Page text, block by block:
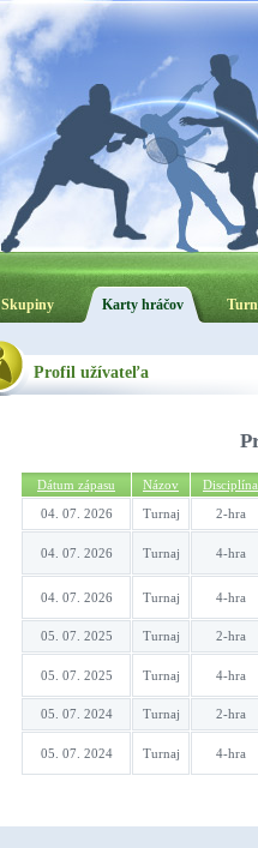
Skupiny Karty hráčov
Profil užívateľa
Dátum zápasu Názov
Disciplína
04. 07. 2026
Turnaj 2-hra
04. 07. 2026 Turnaj 4-hra
04. 07. 2026 Turnaj 4-hra
05. 07. 2025 Turnaj 2-hra
05. 07. 2025 Turnaj 4-hra
05. 07. 2024 Turnaj 2-hra
05. 07. 2024 Turnaj 4-hra